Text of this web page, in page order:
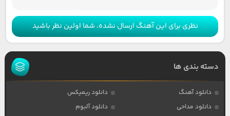
نظری برای این آهنگ ارسال نشده، شما اولین نظر باشید
دسته بندی ها
دانلود آهنگ
دانلود ریمیکس
دانلود مداحی
دانلود آلبوم